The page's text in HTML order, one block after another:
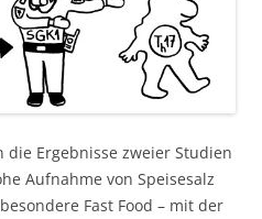
Ergebnisse zweier Studien
Aufnahme von Speisesalz
Fast Food – mit der